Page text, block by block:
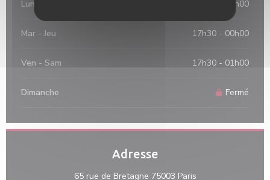
Lundi 17h30 - 23h00
Mar -Jeu 17h30 - 00h00
Ven - Sam 17h30 - 01h00
Dimanche Fermé
Adresse
65 rue de Bretagne 75003 Paris((ouvre une